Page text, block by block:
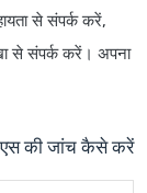
से संपर्क करें,
से संपर्क करें। अपना
की जांच कैसे करें